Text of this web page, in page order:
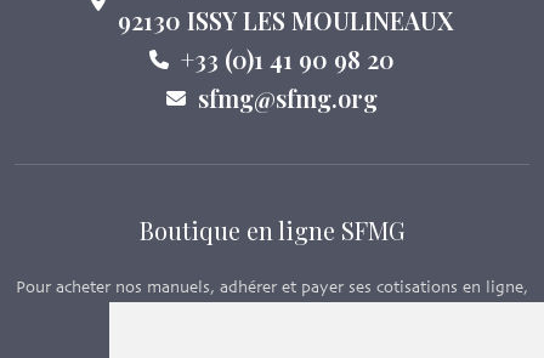
92130 ISSY LES MOULINEAUX
+33 (0)1 41 90 98 20
sfmg@sfmg.org
Boutique en ligne SFMG
Pour acheter nos manuels, adhérer et payer ses cotisations en ligne,